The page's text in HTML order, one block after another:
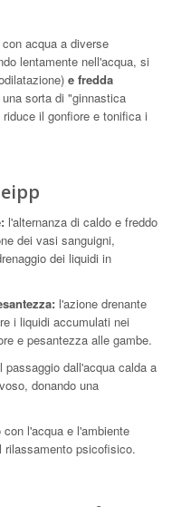
acqua a diverse
lentamente nell'acqua, si
e fredda
sorta di "ginnastica
il gonfiore e tonifica i
l'alternanza di caldo e freddo
dei vasi sanguigni,
dei liquidi in
l'azione drenante
i liquidi accumulati nei
e pesantezza alle gambe.
passaggio dall'acqua calda a
donando una
l'acqua e l'ambiente
rilassamento psicofisico.